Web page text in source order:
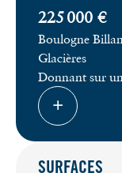
225 000 €
Boulogne
Glacières
Donnant sur
ce studio a été
Il se situe au
SURFACES